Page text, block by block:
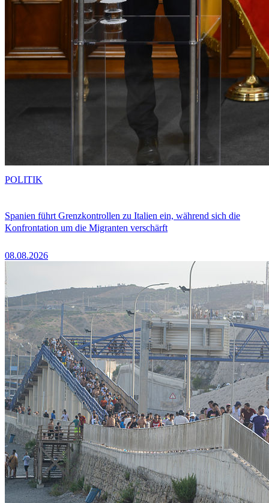
Spanien führt Grenzkontrollen zu Italien ein, während sich die
Konfrontation um die Migranten verschärft
08.08.2026
POLITIK